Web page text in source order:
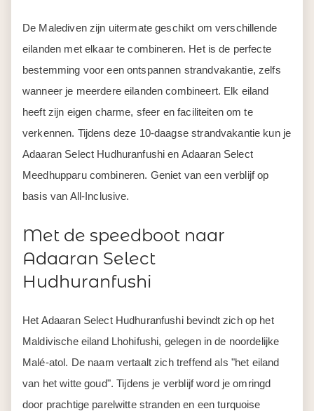
De Malediven zijn uitermate geschikt om verschillende
eilanden met elkaar te combineren. Het is de perfecte
bestemming voor een ontspannen strandvakantie, zelfs
wanneer je meerdere eilanden combineert. Elk eiland
heeft zijn eigen charme, sfeer en faciliteiten om te
verkennen. Tijdens deze 10-daagse strandvakantie kun je
Adaaran Select Hudhuranfushi en Adaaran Select
Meedhupparu combineren. Geniet van een verblijf op
basis van All-Inclusive.
Met de speedboot naar
Adaaran Select
Hudhuranfushi
Het Adaaran Select Hudhuranfushi bevindt zich op het
Maldivische eiland Lhohifushi, gelegen in de noordelijke
Malé-atol. De naam vertaalt zich treffend als "het eiland
van het witte goud". Tijdens je verblijf word je omringd
door prachtige parelwitte stranden en een turquoise